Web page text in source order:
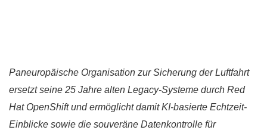
Paneuropäische Organisation zur Sicherung der Luftfahrt
ersetzt seine 25 Jahre alten Legacy-Systeme durch Red
Hat OpenShift und ermöglicht damit KI-basierte Echtzeit-
Einblicke sowie die souveräne Datenkontrolle für